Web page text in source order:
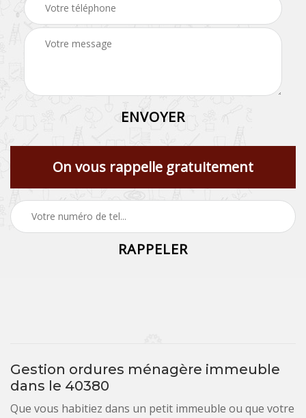
On vous rappelle gratuitement
Gestion ordures ménagère immeuble
dans le 40380
Que vous habitiez dans un petit immeuble ou que votre